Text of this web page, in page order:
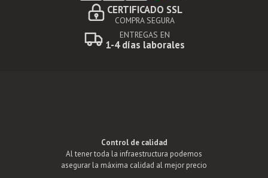
CERTIFICADO SSL
COMPRA SEGURA
ENTREGAS EN
1-4 días laborales
Control de calidad
Al tener toda la infraestructura podemos
asegurar la máxima calidad al mejor precio